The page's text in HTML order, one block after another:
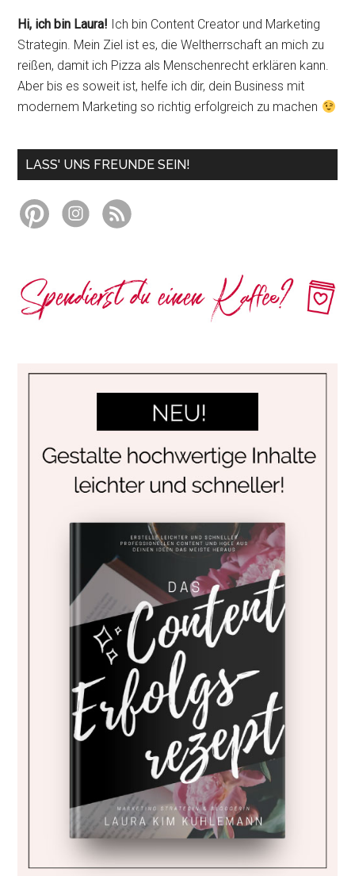
Hi, ich bin Laura! Ich bin Content Creator und Marketing
Strategin. Mein Ziel ist es, die Weltherrschaft an mich zu
reißen, damit ich Pizza als Menschenrecht erklären kann.
Aber bis es soweit ist, helfe ich dir, dein Business mit
modernem Marketing so richtig erfolgreich zu machen
LASS' UNS FREUNDE SEIN!